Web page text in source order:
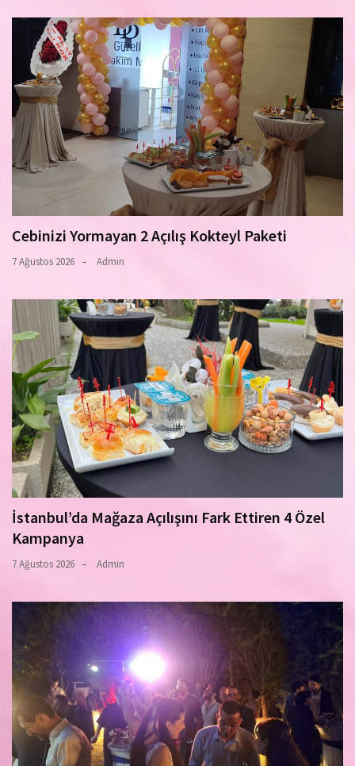
Cebinizi Yormayan 2 Açılış Kokteyl Paketi
7 Ağustos 2026 Admin
İstanbul’da Mağaza Açılışını Fark Ettiren 4 Özel
Kampanya
7 Ağustos 2026 Admin